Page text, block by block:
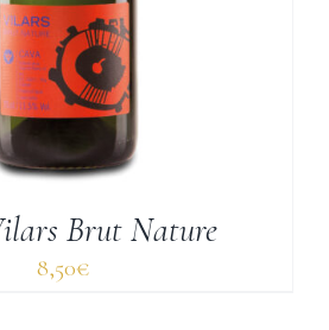
Brut Nature
8,50€